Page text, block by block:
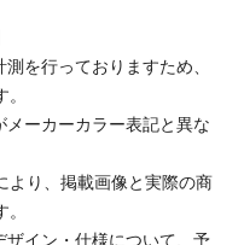
を行っておりますため、
ーカーカラー表記と異な
り、掲載画像と実際の商
イン・仕様について、予